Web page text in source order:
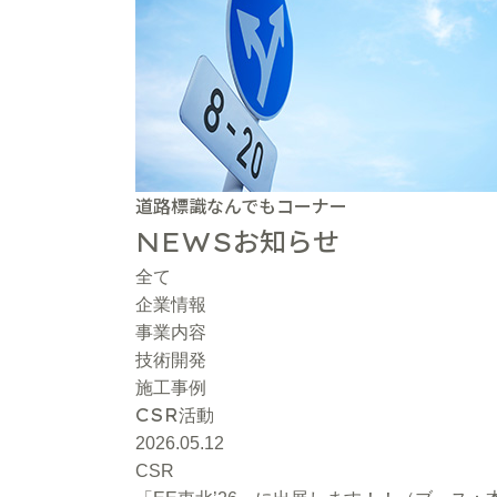
道路標識なんでもコーナー
NEWSお知らせ
全て
企業情報
事業内容
技術開発
施工事例
CSR活動
2026.05.12
CSR